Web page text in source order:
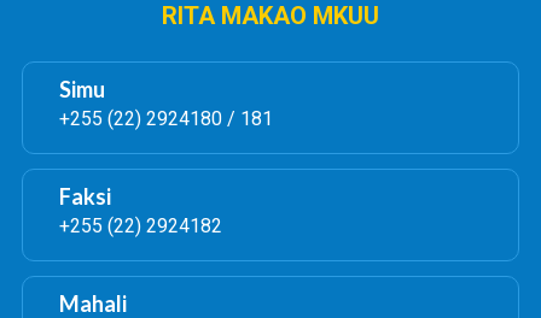
RITA MAKAO MKUU
Simu
+255 (22) 2924180 / 181
Faksi
+255 (22) 2924182
Mahali